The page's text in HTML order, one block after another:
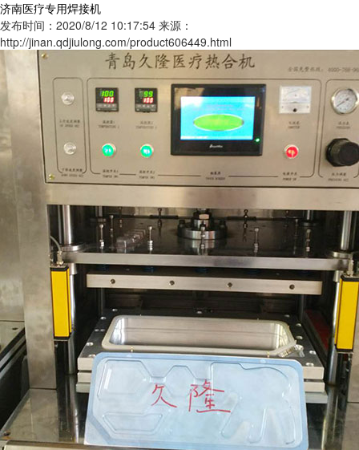
济南医疗专用焊接机
发布时间：2020/8/12 10:17:54 来源：
http://jinan.qdjiulong.com/product606449.html